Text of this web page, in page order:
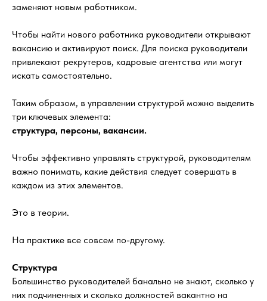
заменяют новым работником.
Чтобы найти нового работника руководители открывают
вакансию и активируют поиск. Для поиска руководители
привлекают рекрутеров, кадровые агентства или могут
искать самостоятельно.
Таким образом, в управлении структурой можно выделить
три ключевых элемента:
структура, персоны, вакансии.
Чтобы эффективно управлять структурой, руководителям
важно понимать, какие действия следует совершать в
каждом из этих элементов.
Это в теории.
На практике все совсем по-другому.
Структура
Большинство руководителей банально не знают, сколько у
них подчиненных и сколько должностей вакантно на